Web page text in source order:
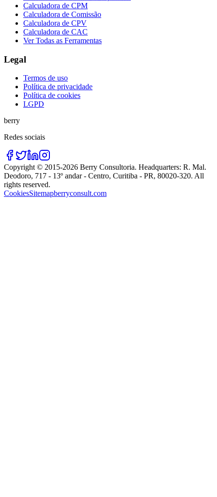
Calculadora de CPM
Calculadora de Comissão
Calculadora de CPV
Calculadora de CAC
Ver Todas as Ferramentas
Legal
Termos de uso
Política de privacidade
Política de cookies
LGPD
berry
Redes sociais
Copyright © 2015-2026 Berry Consultoria. Headquarters: R. Mal.
Deodoro, 717 - 13º andar - Centro, Curitiba - PR, 80020-320. All
rights reserved.
CookiesSitemapberryconsult.com